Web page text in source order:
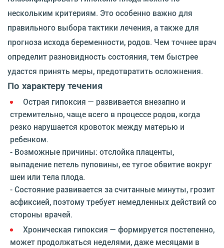
нескольким критериям. Это особенно важно для
правильного выбора тактики лечения, а также для
прогноза исхода беременности, родов. Чем точнее врач
определит разновидность состояния, тем быстрее
удастся принять меры, предотвратить осложнения.
По характеру течения
Острая гипоксия — развивается внезапно и
стремительно, чаще всего в процессе родов, когда
резко нарушается кровоток между матерью и
ребенком.
- Возможные причины: отслойка плаценты,
выпадение петель пуповины, ее тугое обвитие вокруг
шеи или тела плода.
- Состояние развивается за считанные минуты, грозит
асфиксией, поэтому требует немедленных действий со
стороны врачей.
Хроническая гипоксия — формируется постепенно,
может продолжаться неделями, даже месяцами в